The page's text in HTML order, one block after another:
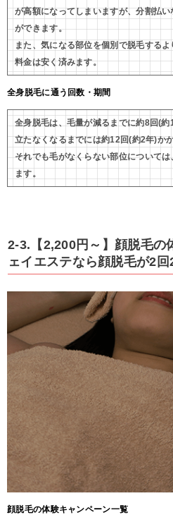
が高額になってしまいますが、分割払
ができます。
また、気になる部位を個別で脱毛する
料金は安く済みます。
全身脱毛に通う回数・期間
全身脱毛は、毛量が減るまでに約8回(
立たなくなるまでには約12回(約2年)か
それでも毛がなくらない部位について
ます。
2-3.【2,200円～】顔脱毛の
ェイエステなら顔脱毛が2回
顔脱毛の体験キャンペーン一覧